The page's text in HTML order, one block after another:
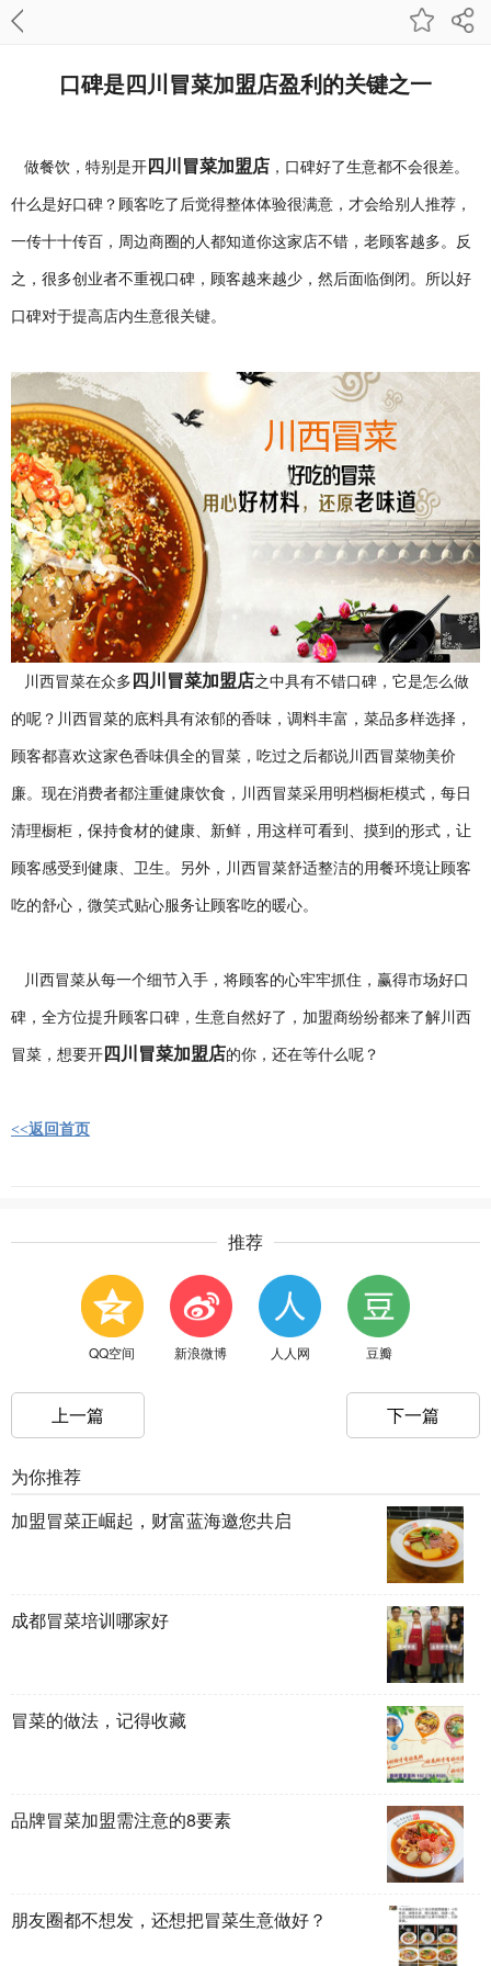
口碑是四川冒菜加盟店盈利的关键之一
做餐饮，特别是开 四川冒菜加盟店 ，口碑好了生意都不会很差。
什么是好口碑？顾客吃了后觉得整体体验很满意，才会给别人推荐，
一传十十传百，周边商圈的人都知道你这家店不错，老顾客越多。反
之，很多创业者不重视口碑，顾客越来越少，然后面临倒闭。所以好
口碑对于提高店内生意很关键。
川西冒菜在众多 四川冒菜加盟店之中具有不错口碑，它是怎么做
的呢？川西冒菜的底料具有浓郁的香味，调料丰富，菜品多样选择，
顾客都喜欢这家色香味俱全的冒菜，吃过之后都说川西冒菜物美价
廉。现在消费者都注重健康饮食，川西冒菜采用明档橱柜模式，每日
清理橱柜，保持食材的健康、新鲜，用这样可看到、摸到的形式，让
顾客感受到健康、卫生。另外，川西冒菜舒适整洁的用餐环境让顾客
吃的舒心，微笑式贴心服务让顾客吃的暖心。
川西冒菜从每一个细节入手，将顾客的心牢牢抓住，赢得市场好口
碑，全方位提升顾客口碑，生意自然好了，加盟商纷纷都来了解川西
冒菜，想要开 四川冒菜加盟店的你，还在等什么呢？
<<返回首页
推荐
QQ空间 新浪微博 人人网 豆瓣
上一篇 下一篇
为你推荐
加盟冒菜正崛起，财富蓝海邀您共启
成都冒菜培训哪家好
冒菜的做法，记得收藏
品牌冒菜加盟需注意的8要素
朋友圈都不想发，还想把冒菜生意做好？